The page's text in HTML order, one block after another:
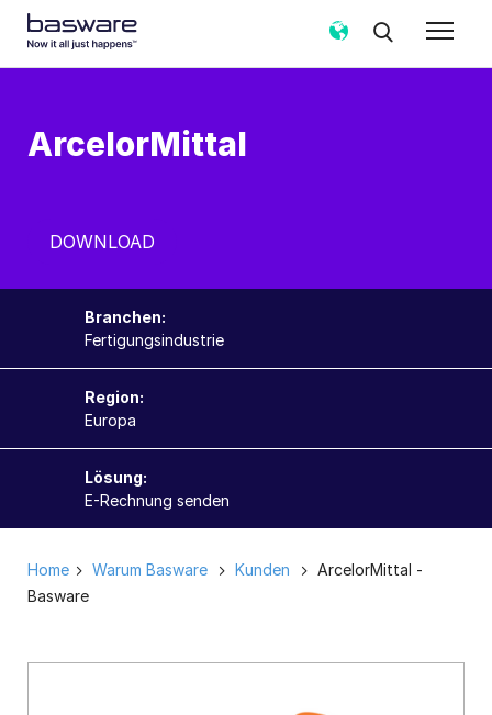
ArcelorMittal
DOWNLOAD
Branchen:
Fertigungsindustrie
Region:
Europa
Lösung:
E-Rechnung senden
Home Warum Basware Kunden
ArcelorMittal -
Basware